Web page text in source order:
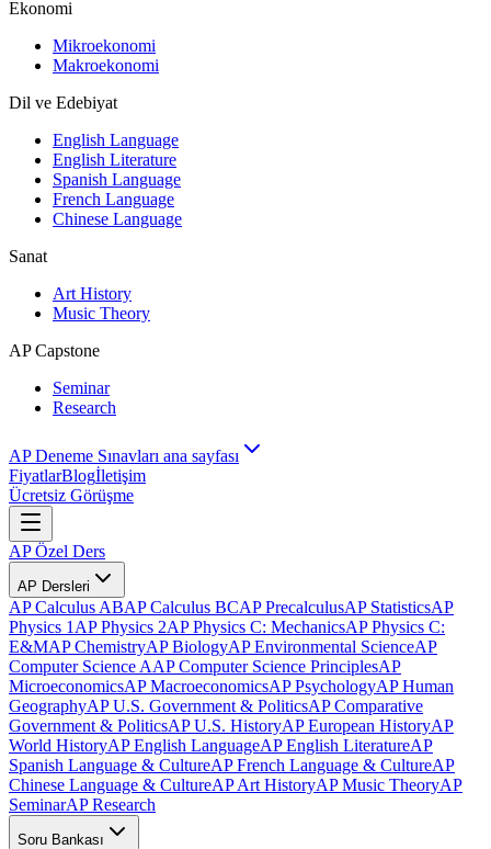
Ekonomi
Mikroekonomi
Makroekonomi
Dil ve Edebiyat
English Language
English Literature
Spanish Language
French Language
Chinese Language
Sanat
Art History
Music Theory
AP Capstone
Seminar
Research
AP Deneme Sınavları ana sayfası
FiyatlarBlogİletişim
Ücretsiz Görüşme
AP Özel Ders
AP Dersleri
AP Calculus ABAP Calculus BCAP PrecalculusAP StatisticsAP
Physics 1 AP Physics 2AP Physics C: MechanicsAP Physics C:
E&MAP ChemistryAP BiologyAP Environmental ScienceAP
Computer Science AAP Computer Science PrinciplesAP
MicroeconomicsAP MacroeconomicsAP PsychologyAP Human
GeographyAP U.S. Government & PoliticsAP Comparative
Government & PoliticsAP U.S. HistoryAP European HistoryAP
World HistoryAP English LanguageAP English LiteratureAP
Spanish Language & CultureAP French Language & CultureAP
Chinese Language & CultureAP Art HistoryAP Music TheoryAP
SeminarAP Research
Soru Bankası